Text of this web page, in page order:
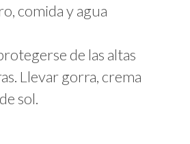
comida y agua
de las altas
Llevar gorra, crema
sol.